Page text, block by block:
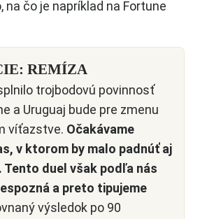
na čo je napríklad na Fortune
REMÍZA
trojbodovú povinnosť
a Uruguaj bude pre zmenu
víťazstve. Očakávame
v ktorom by malo padnúť aj
duel však podľa nás
a preto tipujeme
výsledok po 90